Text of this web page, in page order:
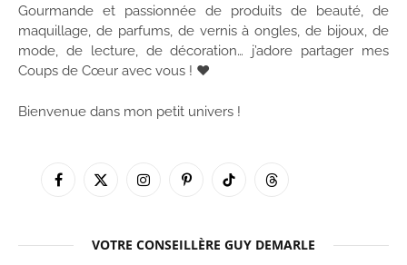
Gourmande et passionnée de produits de beauté, de
maquillage, de parfums, de vernis à ongles, de bijoux, de
mode, de lecture, de décoration… j’adore partager mes
Coups de Cœur avec vous ! ♥
Bienvenue dans mon petit univers !
Facebook
X
InstagramPinterestTikTok Threads
VOTRE CONSEILLÈRE GUY DEMARLE